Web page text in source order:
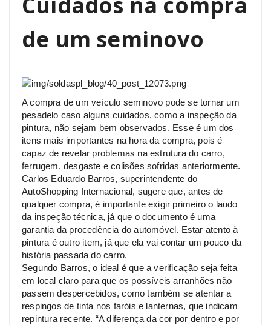
de um seminovo
A compra de um veículo seminovo pode se tornar um
pesadelo caso alguns cuidados, como a inspeção da
pintura, não sejam bem observados. Esse é um dos
itens mais importantes na hora da compra, pois é
capaz de revelar problemas na estrutura do carro,
ferrugem, desgaste e colisões sofridas anteriormente.
Carlos Eduardo Barros, superintendente do
AutoShopping Internacional, sugere que, antes de
qualquer compra, é importante exigir primeiro o laudo
da inspeção técnica, já que o documento é uma
garantia da procedência do automóvel. Estar atento à
pintura é outro item, já que ela vai contar um pouco da
história passada do carro.
Segundo Barros, o ideal é que a verificação seja feita
em local claro para que os possíveis arranhões não
passem despercebidos, como também se atentar a
respingos de tinta nos faróis e lanternas, que indicam
repintura recente. “A diferença da cor por dentro e por